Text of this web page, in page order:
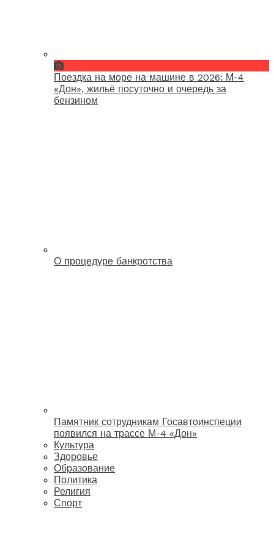
Поездка на море на машине в 2026: М-4
«Дон», жильё посуточно и очередь за
бензином
О процедуре банкротства
Памятник сотрудникам Госавтоинспеции
появился на трассе М-4 «Дон»
Культура
Здоровье
Образование
Политика
Религия
Спорт